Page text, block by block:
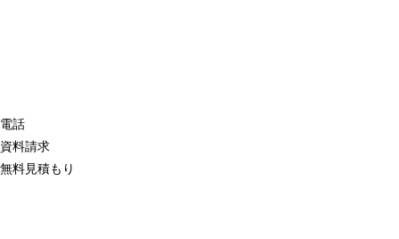
電話
資料請求
無料見積もり